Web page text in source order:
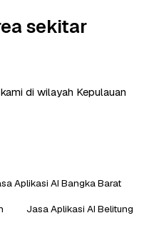
sekitar
di wilayah Kepulauan
Aplikasi AI Bangka Barat
Jasa Aplikasi AI Belitung